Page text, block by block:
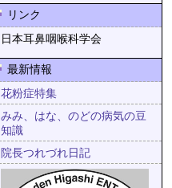
リンク
日本耳鼻咽喉科学会
最新情報
花粉症特集
みみ、はな、のどの病気の豆
知識
院長つれづれ日記